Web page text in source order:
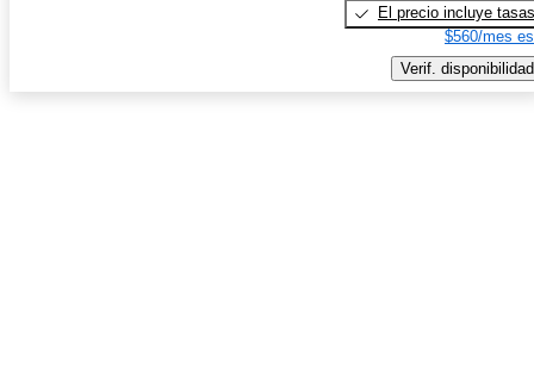
El precio incluye tasas
$560/mes
Verif. disponibilidad